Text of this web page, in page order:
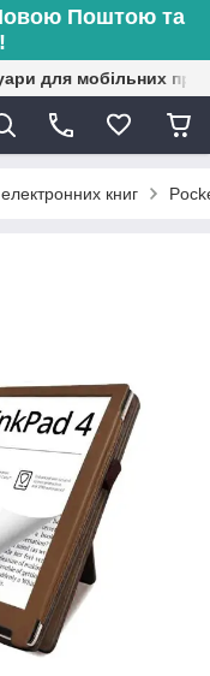
Поштою та
для мобільних
книг